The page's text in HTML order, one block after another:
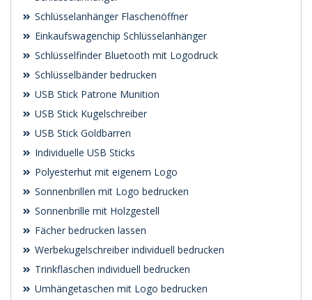
Schlüsselanhänger Flaschenöffner
Einkaufswagenchip Schlüsselanhänger
Schlüsselfinder Bluetooth mit Logodruck
Schlüsselbänder bedrucken
USB Stick Patrone Munition
USB Stick Kugelschreiber
USB Stick Goldbarren
Individuelle USB Sticks
Polyesterhut mit eigenem Logo
Sonnenbrillen mit Logo bedrucken
Sonnenbrille mit Holzgestell
Fächer bedrucken lassen
Werbekugelschreiber individuell bedrucken
Trinkflaschen individuell bedrucken
Umhängetaschen mit Logo bedrucken